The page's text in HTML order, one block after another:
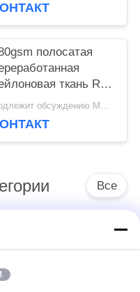
полосатая
ткань RN-
Подлежит обсуждению MOQ:Negotiable
Все
нейлона